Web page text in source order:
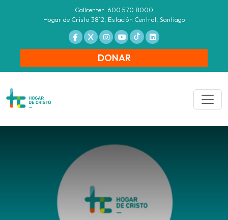
Callcenter: 600 570 8000
Hogar de Cristo 3812, Estación Central, Santiago
DONAR